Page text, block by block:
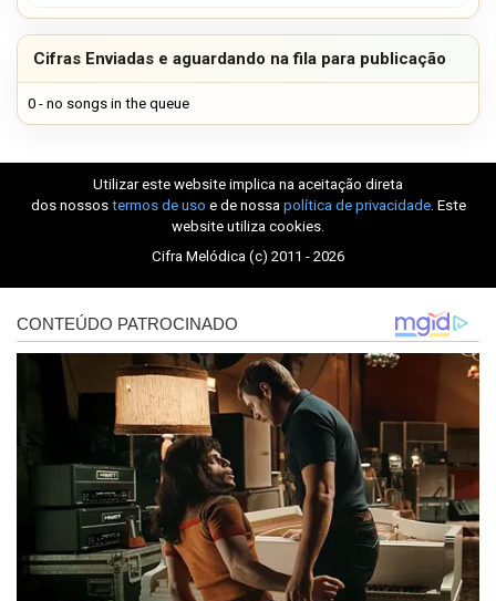
Cifras Enviadas e aguardando na fila para publicação
0 - no songs in the queue
Utilizar este website implica na aceitação direta
dos nossos termos de uso e de nossa política de privacidade. Este
website utiliza cookies.
Cifra Melódica (c) 2011 - 2026